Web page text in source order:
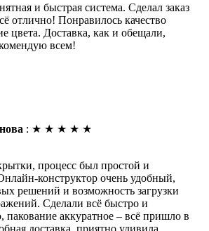
и быстрая система. Сделал заказ
отлично! Понравилось качество
цвета. Доставка, как и обещали,
всем!
: ★ ★ ★ ★ ★
процесс был простой и
конструктор очень удобный,
решений и возможность загрузки
Сделали всё быстро и
пакование аккуратное – всё пришло в
доставка, приятно удивила